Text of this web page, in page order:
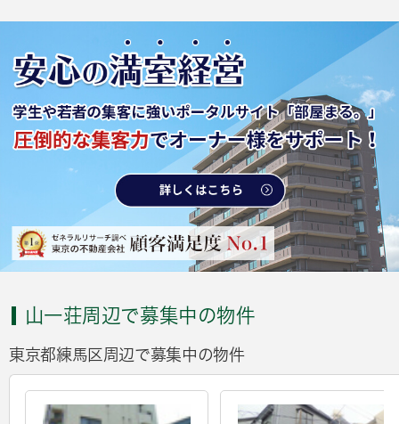
山一荘周辺で募集中の物件
東京都練馬区周辺で募集中の物件